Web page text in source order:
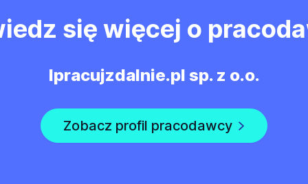
się więcej o
Ipracujzdalnie.pl sp. z o.o.
Zobacz profil pracodawcy